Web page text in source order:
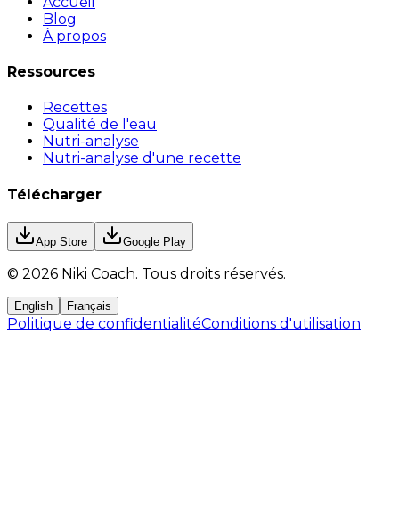
Blog
À propos
Ressources
Recettes
Qualité de l'eau
Nutri-analyse
Nutri-analyse d'une recette
Télécharger
App Store Google Play
© 2026 Niki Coach. Tous droits réservés.
English Français
Politique de confidentialitéConditions d'utilisation